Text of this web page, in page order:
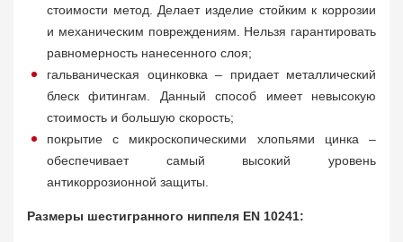
стоимости метод. Делает изделие стойким к коррозии
и механическим повреждениям. Нельзя гарантировать
равномерность нанесенного слоя;
гальваническая оцинковка – придает металлический
блеск фитингам. Данный способ имеет невысокую
стоимость и большую скорость;
покрытие с микроскопическими хлопьями цинка –
обеспечивает самый высокий уровень
антикоррозионной защиты.
Размеры шестигранного ниппеля EN 10241: